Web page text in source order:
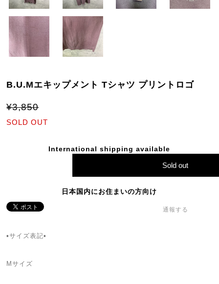
B.U.Mエキップメント Tシャツ プリントロゴ
¥3,850
SOLD OUT
International shipping available
Sold out
日本国内にお住まいの方向け
通報する
▪️サイズ表記▪️
Mサイズ